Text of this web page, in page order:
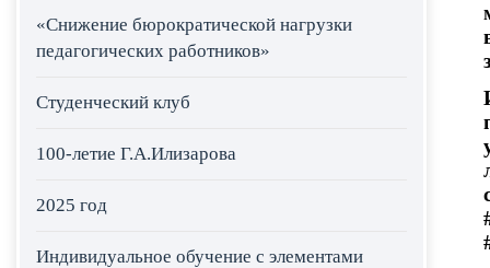
«Снижение бюрократической нагрузки
педагогических работников»
Студенческий клуб
100-летие Г.А.Илизарова
2025 год
Индивидуальное обучение с элементами